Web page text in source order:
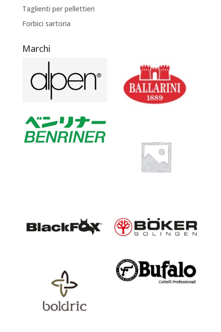
Taglienti per pellettieri
Forbici sartoria
Marchi